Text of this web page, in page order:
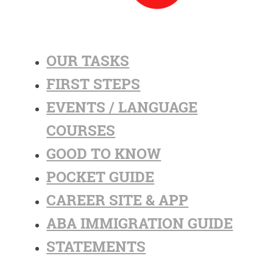
OUR TASKS
FIRST STEPS
EVENTS / LANGUAGE
COURSES
GOOD TO KNOW
POCKET GUIDE
CAREER SITE & APP
ABA IMMIGRATION GUIDE
STATEMENTS